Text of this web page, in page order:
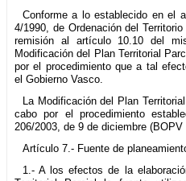
Conforme a lo establecido en el
4/1990, de Ordenación del
remisión al artículo 10.10 del
Modificación del Plan Territorial
por el procedimiento que a tal
el Gobierno Vasco.
La Modificación del Plan
cabo por el procedimiento
206/2003, de 9 de diciembre (BOPV
Artículo 7.- Fuente de
1.- A los efectos de la